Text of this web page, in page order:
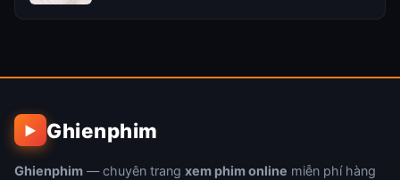
▶ Ghienphim
Ghienphim — chuyên trang xem phim online miễn phí hàng